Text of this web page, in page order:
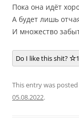
Пока она идёт
А будет лишь
И множество
Do I like this shit? 1
This entry was posted
05.08.2022.